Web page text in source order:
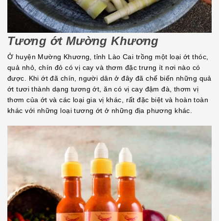
Tương ớt Mường Khương
Ở huyện Mường Khương, tỉnh Lào Cai trồng một loại ớt thóc,
quả nhỏ, chín đỏ có vị cay và thơm đặc trưng ít nơi nào có
được. Khi ớt đã chín, người dân ở đây đã chế biến những quả
ớt tươi thành dạng tương ớt, ăn có vị cay đậm đà, thơm vị
thơm của ớt và các loại gia vị khác, rất đặc biệt và hoàn toàn
khác với những loại tương ớt ở những địa phương khác.